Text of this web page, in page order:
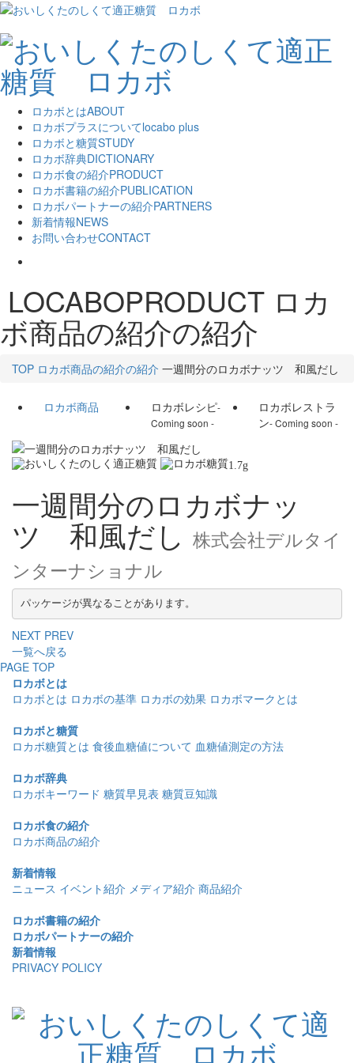
ロカボとはABOUT
ロカボプラスについてlocabo plus
ロカボと糖質STUDY
ロカボ辞典DICTIONARY
ロカボ食の紹介PRODUCT
ロカボ書籍の紹介PUBLICATION
ロカボパートナーの紹介PARTNERS
新着情報NEWS
お問い合わせCONTACT
LOCABOPRODUCT ロカ
ボ商品の紹介の紹介
TOP ロカボ商品の紹介の紹介 一週間分のロカボナッツ 和風だし
ロカボ商品 ロカボレシピ-
Coming soon -
ロカボレストラ
ン- Coming soon -
1.7g
一週間分のロカボナッ
ツ 和風だし 株式会社デルタイ
ンターナショナル
パッケージが異なることがあります。
NEXT PREV
一覧へ戻る
PAGE TOP
ロカボとは
ロカボとは ロカボの基準 ロカボの効果 ロカボマークとは
ロカボと糖質
ロカボ糖質とは 食後血糖値について 血糖値測定の方法
ロカボ辞典
ロカボキーワード 糖質早見表 糖質豆知識
ロカボ食の紹介
ロカボ商品の紹介
新着情報
ニュース イベント紹介 メディア紹介 商品紹介
ロカボ書籍の紹介
ロカボパートナーの紹介
新着情報
PRIVACY POLICY